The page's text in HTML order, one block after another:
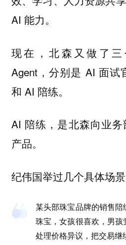
AI 能力。
现在，北森又做了
Agent，分别是 AI 面试
和 AI 陪练。
AI 陪练，是北森向业
产品。
纪伟国举过几个具体场景
某头部珠宝品牌的销售
珠宝，女孩很喜欢，男
处理价格异议，把交易继